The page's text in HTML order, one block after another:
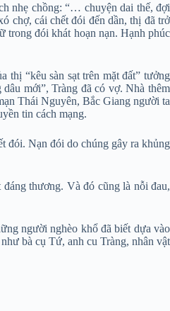
nhẹ chồng: “… chuyện dai thế, đợi
chợ, cái chết đói đến dần, thị đã trở
trong đói khát hoạn nạn. Hạnh phúc
thị “kêu sàn sạt trên mặt đất” tưởng
mới”, Tràng đã có vợ. Nhà thêm
Thái Nguyên, Bắc Giang người ta
tin cách mạng.
đói. Nạn đói do chúng gây ra khủng
thương. Và đó cũng là nỗi đau,
người nghèo khổ đã biết dựa vào
bà cụ Tứ, anh cu Tràng, nhân vật